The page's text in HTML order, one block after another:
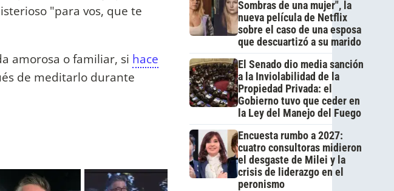
"para vos, que te
amorosa o familiar, si hace
de meditarlo durante
Sombras de una mujer", la
nueva película de Netflix
sobre el caso de una esposa
que descuartizó a su marido
El Senado dio media sanción
a la Inviolabilidad de la
Propiedad Privada: el
Gobierno tuvo que ceder en
la Ley del Manejo del Fuego
Encuesta rumbo a 2027:
cuatro consultoras midieron
el desgaste de Milei y la
crisis de liderazgo en el
peronismo